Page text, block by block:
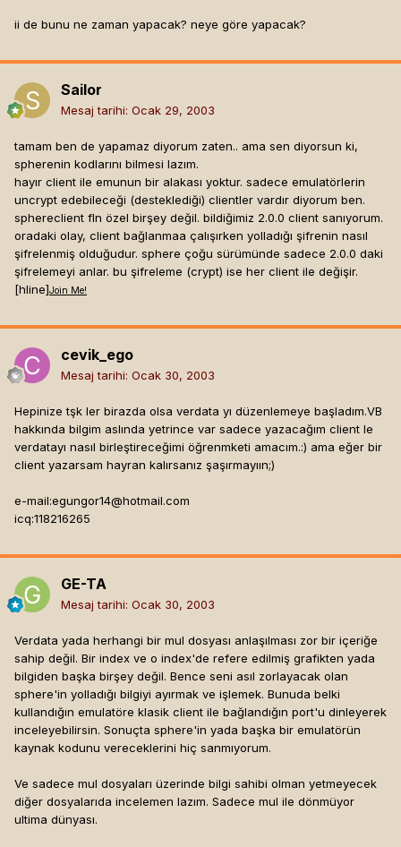
ii de bunu ne zaman yapacak? neye göre yapacak?
Sailor
Mesaj tarihi: Ocak 29, 2003
tamam ben de yapamaz diyorum zaten.. ama sen diyorsun ki,
spherenin kodlarını bilmesi lazım.
hayır client ile emunun bir alakası yoktur. sadece emulatörlerin
uncrypt edebileceği (desteklediği) clientler vardır diyorum ben.
sphereclient fln özel birşey değil. bildiğimiz 2.0.0 client sanıyorum.
oradaki olay, client bağlanmaa çalışırken yolladığı şifrenin nasıl
şifrelenmiş olduğudur. sphere çoğu sürümünde sadece 2.0.0 daki
şifrelemeyi anlar. bu şifreleme (crypt) ise her client ile değişir.
[hline]Join Me!
cevik_ego
Mesaj tarihi: Ocak 30, 2003
Hepinize tşk ler birazda olsa verdata yı düzenlemeye başladım.VB
hakkında bilgim aslında yetrince var sadece yazacağım client le
verdatayı nasıl birleştireceğimi öğrenmketi amacım.:) ama eğer bir
client yazarsam hayran kalırsanız şaşırmayıın;)
e-mail:egungor14@hotmail.com
icq:118216265
GE-TA
Mesaj tarihi: Ocak 30, 2003
Verdata yada herhangi bir mul dosyası anlaşılması zor bir içeriğe
sahip değil. Bir index ve o index'de refere edilmiş grafikten yada
bilgiden başka birşey değil. Bence seni asıl zorlayacak olan
sphere'in yolladığı bilgiyi ayırmak ve işlemek. Bunuda belki
kullandığın emulatöre klasik client ile bağlandığın port'u dinleyerek
inceleyebilirsin. Sonuçta sphere'in yada başka bir emulatörün
kaynak kodunu vereceklerini hiç sanmıyorum.
Ve sadece mul dosyaları üzerinde bilgi sahibi olman yetmeyecek
diğer dosyalarıda incelemen lazım. Sadece mul ile dönmüyor
ultima dünyası.